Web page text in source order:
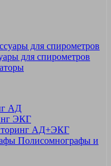
для спирометров
АД
ЭКГ
АД+ЭКГ
Полисомнографы и